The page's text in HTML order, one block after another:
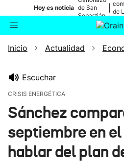
Hoy es noticia de San
Sebastián
de
Buscador
Inicio Actualidad
Escuchar
CRISIS ENERGÉTICA
Sánchez
septiembre en
hablar del plan